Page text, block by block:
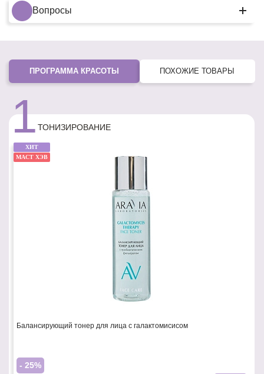
Вопросы
ПРОГРАММА КРАСОТЫ ПОХОЖИЕ ТОВАРЫ
1ТОНИЗИРОВАНИЕ
ХИТ
МАСТ ХЭВ
Балансирующий тонер для лица с галактомисисом
- 25%